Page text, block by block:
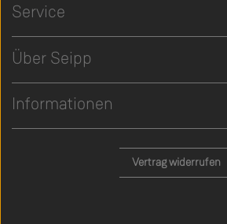
Service
Über Seipp
Informationen
Vertrag widerrufen